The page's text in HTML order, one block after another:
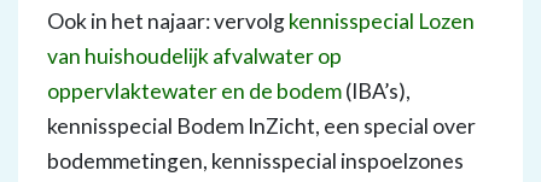
Ook in het najaar: vervolgkennisspecial Lozen
van huishoudelijk afvalwater op
oppervlaktewater en de bodem(IBA’s),
kennisspecial Bodem InZicht, een special over
bodemmetingen, kennisspecial inspoelzones